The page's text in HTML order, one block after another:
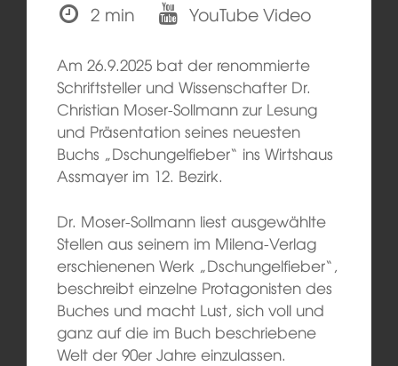
2 min
YouTube Video
Am 26.9.2025 bat der renommierte
Schriftsteller und Wissenschafter Dr.
Christian Moser-Sollmann zur Lesung
und Präsentation seines neuesten
Buchs „Dschungelfieber“ ins Wirtshaus
Assmayer im 12. Bezirk.
Dr. Moser-Sollmann liest ausgewählte
Stellen aus seinem im Milena-Verlag
erschienenen Werk „Dschungelfieber“,
beschreibt einzelne Protagonisten des
Buches und macht Lust, sich voll und
ganz auf die im Buch beschriebene
Welt der 90er Jahre einzulassen.